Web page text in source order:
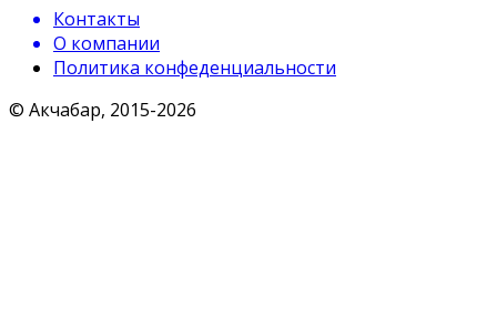
Контакты
О компании
Политика конфеденциальности
© Акчабар, 2015-2026